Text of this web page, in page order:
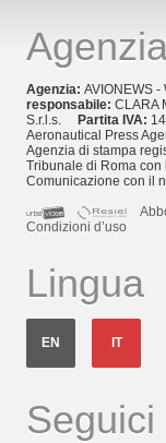
Agenzia: AVIONEWS
responsabile: CLARA
S.r.l.s.
Partita IVA:
Aeronautical Press
Agenzia di stampa
Tribunale di Roma
Comunicazione con il
Condizioni d’uso
Lingua
EN IT
Seguici